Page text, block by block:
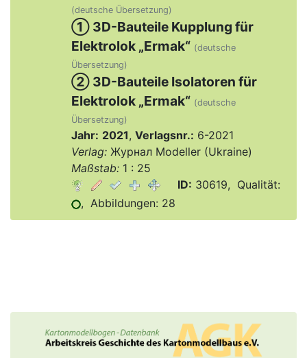
(deutsche Übersetzung)
① 3D-Bauteile Kupplung für
Elektrolok „Ermak“ (deutsche
Übersetzung)
② 3D-Bauteile Isolatoren für
Elektrolok „Ermak“ (deutsche
Übersetzung)
Jahr: 2021, Verlagsnr.: 6-2021
Verlag:Журнал Modeller (Ukraine)
Maßstab:1 : 25
ID: 30619, Qualität:
, Abbildungen: 28